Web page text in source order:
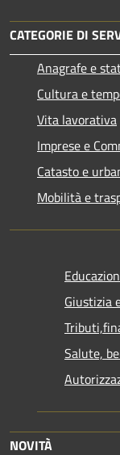
CATEGORIE DI
Anagrafe e
Cultura e
Vita lavorativa
Imprese e
Catasto e
Mobilità e
Giustizia
Salute,
NOVITÀ